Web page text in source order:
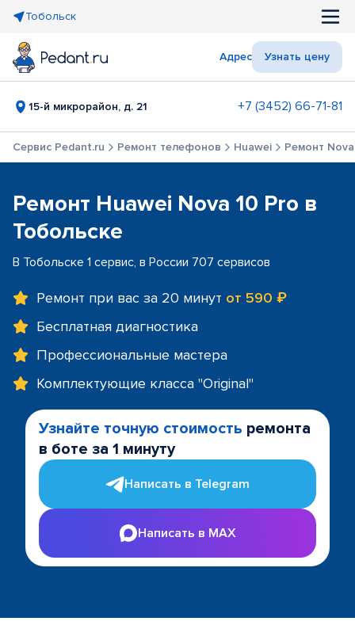
Тобольск
Адрес Узнать цену
15-й микрорайон, д. 21 +7 (3452) 66-71-81
Сервис Pedant.ru Ремонт телефонов Huawei Ремонт
Ремонт Huawei Nova 10 Pro в
Тобольске
В Тобольске 1 сервис, в России 707 сервисов
Ремонт при вас за 20 минут от 590 ₽
Бесплатная диагностика
Профессиональные мастера
Комплектующие класса "Original"
Узнайте точную стоимость ремонта
в боте за 1 минуту
Написать в Telegram
Написать в MAX